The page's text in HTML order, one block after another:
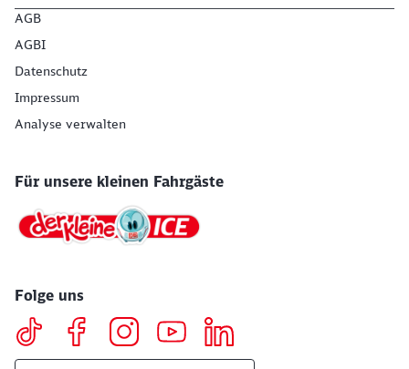
AGB
AGBI
Datenschutz
Impressum
Analyse verwalten
Für unsere kleinen Fahrgäste
Folge uns